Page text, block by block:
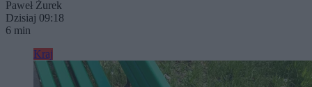
Paweł Żurek
Dzisiaj 09:18
6 min
Kraj